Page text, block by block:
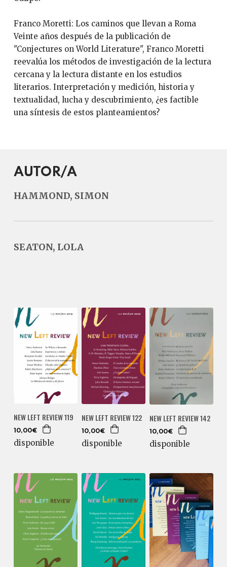
Franco Moretti: Los caminos que llevan a Roma
Veinte años después de la publicación de
"Conjectures on World Literature", Franco Moretti
reevalúa los métodos de investigación de la lectura
cercana y la lectura distante en los estudios
literarios. Interpretación y medición, historia y
textualidad, lucha y descubrimiento, ¿es factible
una síntesis de estos planteamientos?
AUTOR/A
HAMMOND, SIMON
SEATON, LOLA
NEW LEFT REVIEW 119
10,00€
disponible
NEW LEFT REVIEW 122
10,00€
disponible
NEW LEFT REVIEW 142
10,00€
disponible